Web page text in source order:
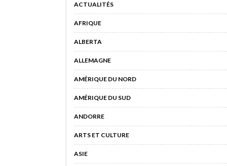
ACTUALITÉS
AFRIQUE
ALBERTA
ALLEMAGNE
AMÉRIQUE DU NORD
AMÉRIQUE DU SUD
ANDORRE
ARTS ET CULTURE
ASIE